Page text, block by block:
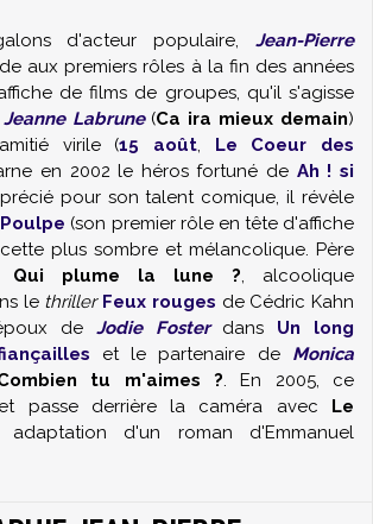
d'acteur populaire, Jean-Pierre
aux premiers rôles à la fin des années
de films de groupes, qu'il s'agisse
Jeanne Labrune(Ca ira mieux demain)
virile (15 août, Le Coeur des
en 2002 le héros fortuné de Ah ! si
pour son talent comique, il révèle
(son premier rôle en tête d'affiche
plus sombre et mélancolique. Père
Qui plume la lune ?, alcoolique
le thriller Feux rouges de Cédric Kahn
de Jodie Fosterdans Un long
et le partenaire de Monica
tu m'aimes ?. En 2005, ce
passe derrière la caméra avec Le
adaptation d'un roman d'Emmanuel